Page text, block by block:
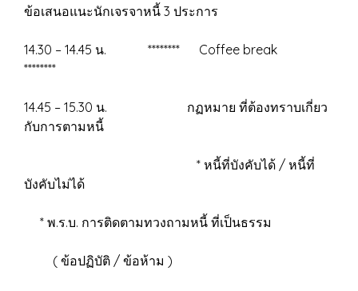
ข้อเสนอแนะนักเจรจาหนี้ 3 ประการ
14.30 – 14.45 น. ******** Coffee break
********
14.45 – 15.30 น. กฏหมาย ที่ต้องทราบเกี่ยว
กับการตามหนี้
* หนี้ที่บังคับได้ / หนี้ที่
บังคับไม่ได้
* พ.ร.บ. การติดตามทวงถามหนี้ ที่เป็นธรรม
( ข้อปฏิบัติ / ข้อห้าม )